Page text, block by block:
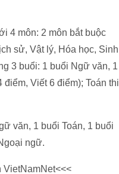
4 môn: 2 môn bắt buộc
sử, Vật lý, Hóa học, Sinh
3 buổi: 1 buổi Ngữ văn, 1
Viết 6 điểm); Toán thi
văn, 1 buổi Toán, 1 buổi
ngữ.